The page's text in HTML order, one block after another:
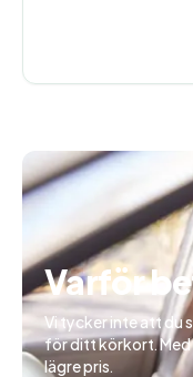
Varför
Vi tycker inte att du
för ditt körkort. Med
lägre pris.